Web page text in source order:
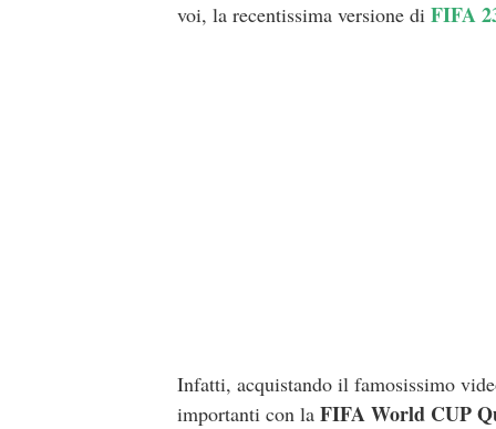
voi, la recentissima versione di FIFA
Infatti, acquistando il famosissimo
importanti con la FIFA World CUP